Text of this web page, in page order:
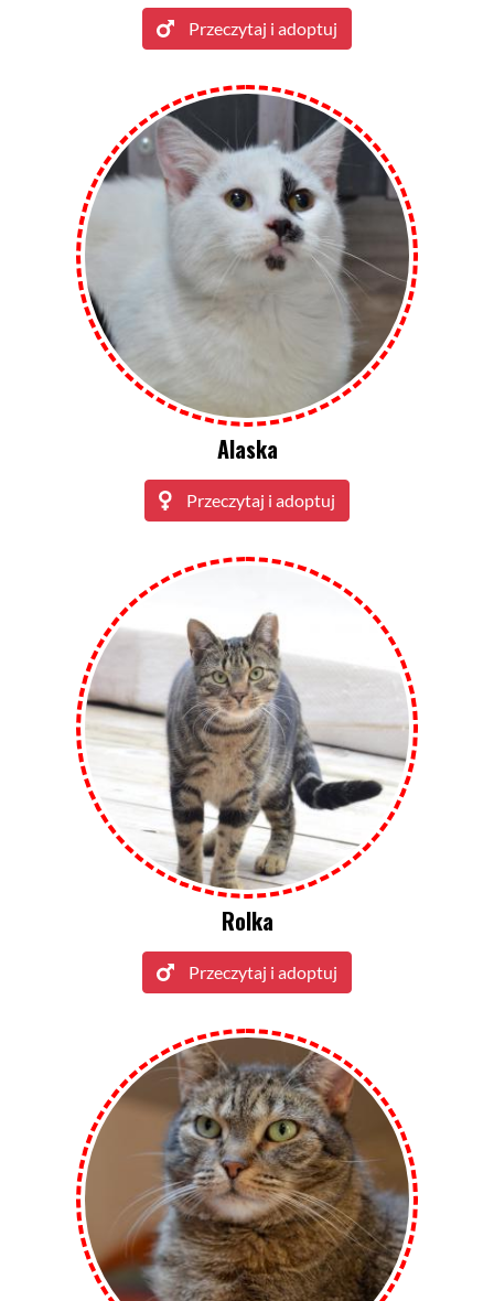
Przeczytaj i adoptuj
Alaska
Przeczytaj i adoptuj
Rolka
Przeczytaj i adoptuj